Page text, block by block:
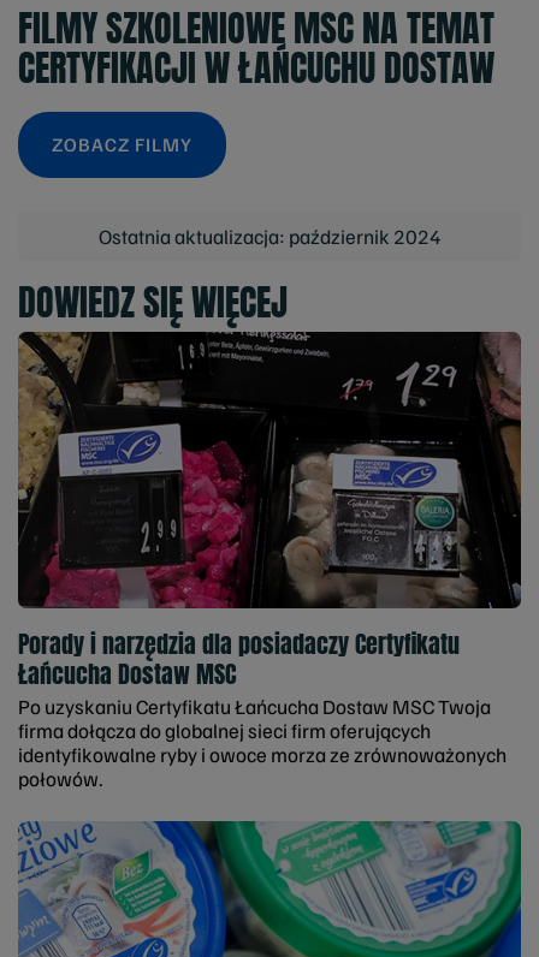
FILMY SZKOLENIOWE MSC NA TEMAT
CERTYFIKACJI W ŁAŃCUCHU DOSTAW
ZOBACZ FILMY
Ostatnia aktualizacja: październik 2024
DOWIEDZ SIĘ WIĘCEJ
Porady i narzędzia dla posiadaczy Certyfikatu
Łańcucha Dostaw MSC
Po uzyskaniu Certyfikatu Łańcucha Dostaw MSC Twoja
firma dołącza do globalnej sieci firm oferujących
identyfikowalne ryby i owoce morza ze zrównoważonych
połowów.